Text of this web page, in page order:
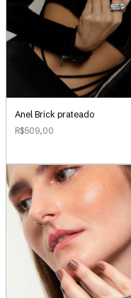
Anel Brick prateado
R$509,00